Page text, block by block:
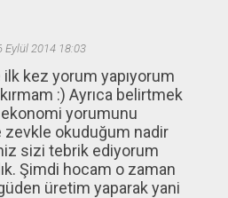
Eylül 2014 18:03
kez yorum yapıyorum
:) Ayrıca belirtmek
yorumunu
zevkle okuduğum nadir
sizi tebrik ediyorum
Şimdi hocam o zaman
üretim yaparak yani